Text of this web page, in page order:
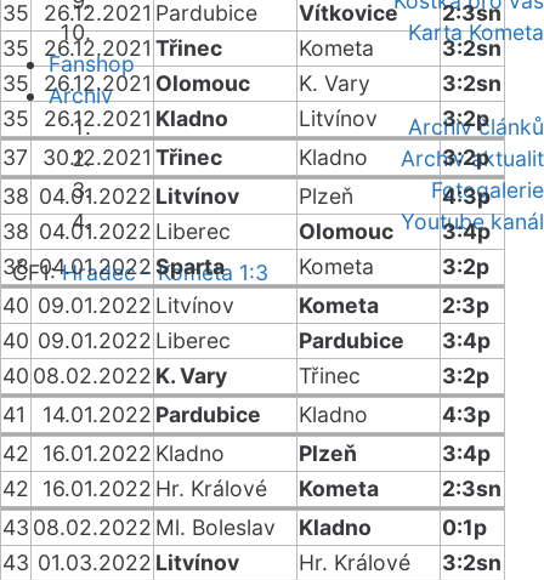
Karta Kometa
Fanshop
Archiv
Archiv článků
Archiv aktualit
Fotogalerie
Youtube kanál
ČF1:Hradec - Kometa 1:3
35 26.12.2021 Pardubice Vítkovice
2:3sn
35
26.12.2021 Třinec Kometa
3:2sn
35
26.12.2021 Olomouc K. Vary
3:2sn
35
26.12.2021 Kladno Litvínov
3:2p
37
30.12.2021 Třinec Kladno
3:2p
38 04.01.2022 Litvínov Plzeň
4:3p
38 04.01.2022 Liberec Olomouc
3:4p
38 04.01.2022Sparta Kometa
3:2p
40 09.01.2022 Litvínov Kometa
2:3p
40 09.01.2022 Liberec Pardubice
3:4p
40 08.02.2022 K. Vary Třinec
3:2p
41
14.01.2022 Pardubice Kladno
4:3p
42
16.01.2022 Kladno Plzeň
3:4p
42
16.01.2022 Hr. Králové Kometa
2:3sn
43 08.02.2022 Ml. Boleslav Kladno
0:1p
43 01.03.2022 Litvínov Hr. Králové
3:2sn